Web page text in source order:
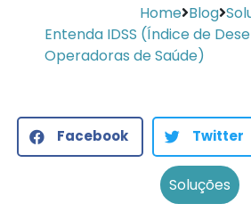
Home Blog
Entenda IDSS (Índice de
Operadoras de Saúde)
Facebook Twitter
Soluções